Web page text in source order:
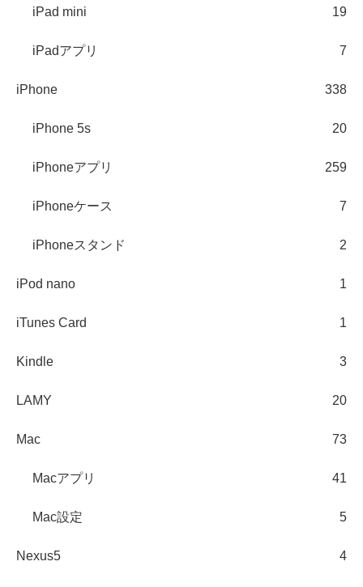
iPad mini 19
iPadアプリ 7
iPhone 338
iPhone 5s 20
iPhoneアプリ 259
iPhoneケース 7
iPhoneスタンド 2
iPod nano 1
iTunes Card 1
Kindle 3
LAMY 20
Mac 73
Macアプリ 41
Mac設定 5
Nexus5 4